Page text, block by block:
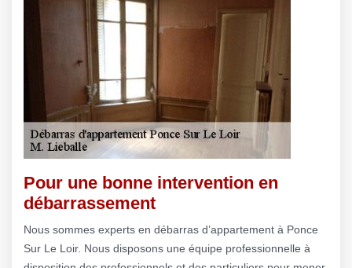
Pour une bonne intervention en
débarrassement
Nous sommes experts en débarras d’appartement à Ponce
Sur Le Loir. Nous disposons une équipe professionnelle à